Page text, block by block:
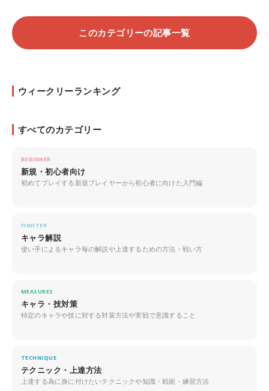
このカテゴリーの記事一覧
ウィークリーランキング
すべてのカテゴリー
BEGINNER
新規・初心者向け
初めてプレイする新規プレイヤーから初心者に向けた入門編
FIGHTER
キャラ解説
使い手によるキャラ毎の解説や上達するための方法・戦い方
MEASURES
キャラ・技対策
特定のキャラや技に対する対策方法や実戦で意識すること
TECHNIQUE
テクニック・上達方法
上達する為に身に付けたいテクニックや知識・戦術・練習方法